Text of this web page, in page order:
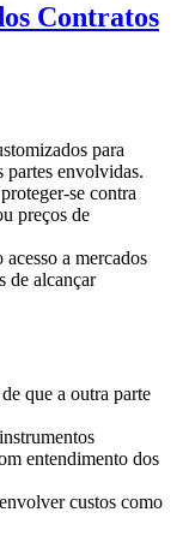
Contratos
para
partes envolvidas.
se contra
preços de
a mercados
de alcançar
que a outra parte
entendimento dos
custos como